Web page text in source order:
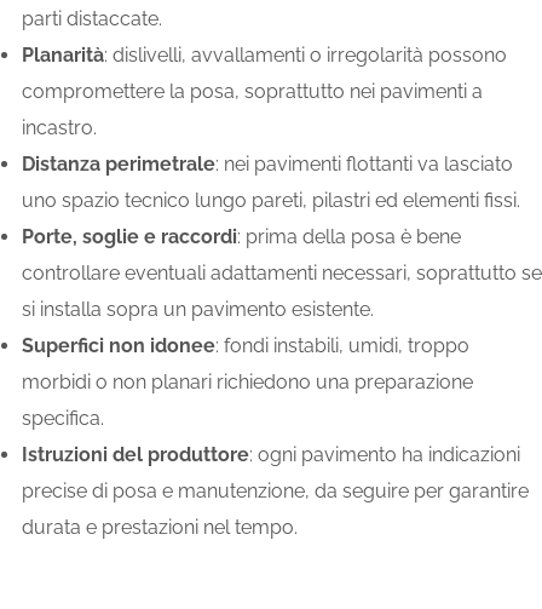
parti distaccate.
Planarità: dislivelli, avvallamenti o irregolarità possono
compromettere la posa, soprattutto nei pavimenti a
incastro.
Distanza perimetrale: nei pavimenti flottanti va lasciato
uno spazio tecnico lungo pareti, pilastri ed elementi fissi.
Porte, soglie e raccordi: prima della posa è bene
controllare eventuali adattamenti necessari, soprattutto se
si installa sopra un pavimento esistente.
Superfici non idonee: fondi instabili, umidi, troppo
morbidi o non planari richiedono una preparazione
specifica.
Istruzioni del produttore: ogni pavimento ha indicazioni
precise di posa e manutenzione, da seguire per garantire
durata e prestazioni nel tempo.